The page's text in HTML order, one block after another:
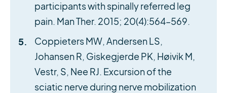
participants with spinally referred leg
pain. Man Ther. 2015; 20(4):564–569.
Coppieters MW, Andersen LS,
Johansen R, Giskegjerde PK, Høivik M,
Vestr, S, Nee RJ. Excursion of the
sciatic nerve during nerve mobilization